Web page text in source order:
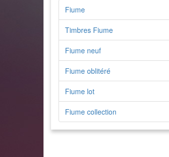
Fiume
Timbres Fiume
Fiume neuf
Fiume oblitéré
Fiume lot
Fiume collection